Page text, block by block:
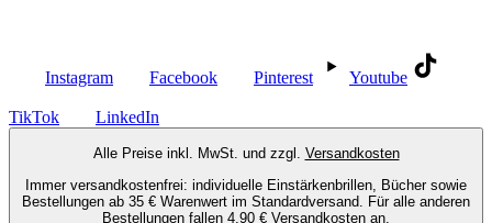
Instagram Facebook Pinterest Youtube
TikTok LinkedIn
Alle Preise inkl. MwSt. und zzgl. Versandkosten
Immer versandkostenfrei: individuelle Einstärkenbrillen, Bücher sowie
Bestellungen ab 35 € Warenwert im Standardversand. Für alle anderen
Bestellungen fallen 4,90 € Versandkosten an.